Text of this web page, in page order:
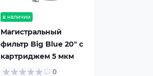
в наличии
Магистральный
фильтр Big Blue 20" с
картриджем 5 мкм
0